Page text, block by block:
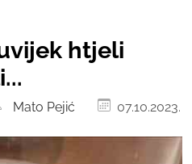
htjeli
Mato Pejić 07.10.2023.